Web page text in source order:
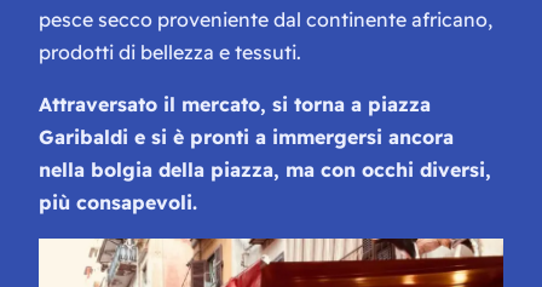
pesce secco proveniente dal continente africano,
prodotti di bellezza e tessuti.
Attraversato il mercato, si torna a piazza
Garibaldi e si è pronti a immergersi ancora
nella bolgia della piazza, ma con occhi diversi,
più consapevoli.